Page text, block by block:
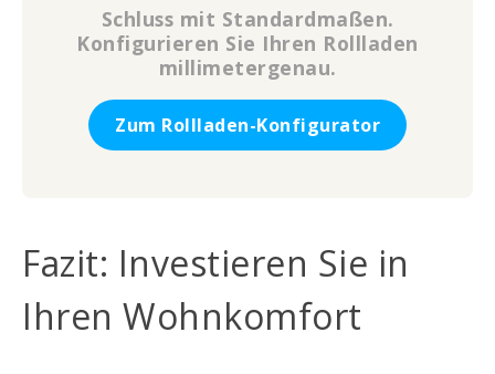
Schluss mit Standardmaßen.
Konfigurieren Sie Ihren Rollladen
millimetergenau.
Zum Rollladen-Konfigurator
Fazit: Investieren Sie in
Ihren Wohnkomfort